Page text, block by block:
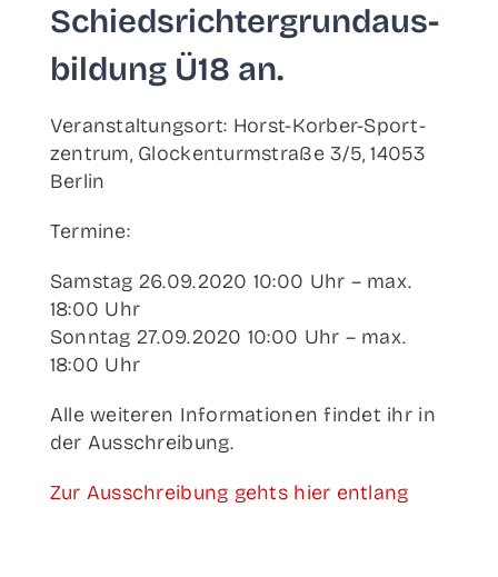
Schieds­rich­ter­grund­aus­
bil­dung Ü18 an.
Ver­an­stal­tungs­ort: Horst-Kor­b­er-Spor­t­­
zen­­trum, Glo­cken­turm­stra­ße 3/5, 14053
Berlin
Ter­mi­ne:
Sams­tag 26.09.2020 10:00 Uhr – max.
18:00 Uhr
Sonn­tag 27.09.2020 10:00 Uhr – max.
18:00 Uhr
Alle wei­te­ren Infor­ma­tio­nen fin­det ihr in
der Ausschreibung.
Zur Aus­schrei­bung gehts hier entlang